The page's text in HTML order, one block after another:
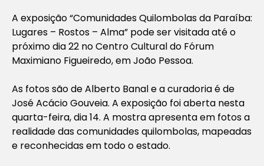
A exposição “Comunidades Quilombolas da Paraíba:
Lugares – Rostos – Alma” pode ser visitada até o
próximo dia 22 no Centro Cultural do Fórum
Maximiano Figueiredo, em João Pessoa.
As fotos são de Alberto Banal e a curadoria é de
José Acácio Gouveia. A exposição foi aberta nesta
quarta-feira, dia 14. A mostra apresenta em fotos a
realidade das comunidades quilombolas, mapeadas
e reconhecidas em todo o estado.